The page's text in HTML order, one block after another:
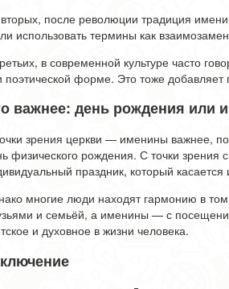
после революции традиция
использовать термины как
в современной культуре часто
поэтической форме. Это тоже добавляет
важнее: день рождения или
зрения церкви — именины важнее,
физического рождения. С точки зрения
праздник, который
многие люди находят гармонию в
и семьёй, а именины — с
и духовное в жизни человека.